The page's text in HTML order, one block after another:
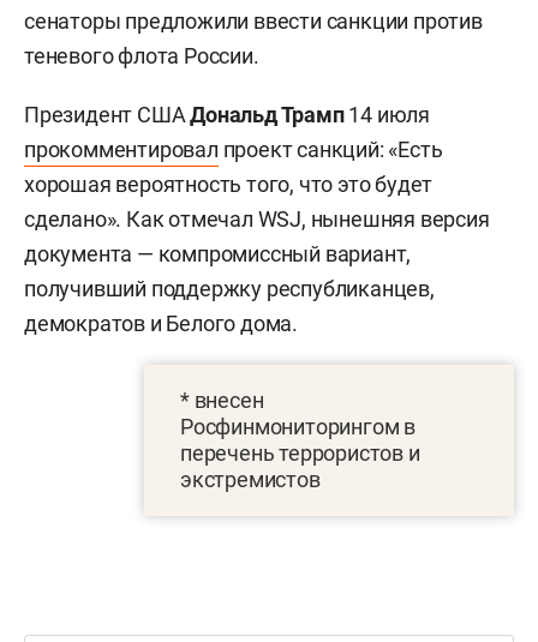
сенаторы предложили ввести санкции против
теневого флота России.
Президент СШАДональд Трамп14 июля
прокомментировал проект санкций: «Есть
хорошая вероятность того, что это будет
сделано». Как отмечал WSJ, нынешняя версия
документа — компромиссный вариант,
получивший поддержку республиканцев,
демократов и Белого дома.
* внесен
Росфинмониторингом в
перечень террористов и
экстремистов